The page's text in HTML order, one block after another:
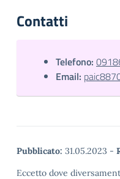
Contatti
Telefono:
Email:
Pubblicato: 31.05.2023 -
Eccetto dove